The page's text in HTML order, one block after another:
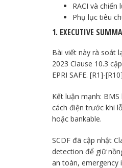
RACI và
Phụ lục tiêu
1. EXECUTIVE
Bài viết này rà soát
2023 Clause 10.3
EPRI SAFE. [R1]-[R10]
Kết luận mạnh:
cách điện trước khi
hoặc bankable.
SCDF đã cập nhật
detection để giữ
an toàn, emergency